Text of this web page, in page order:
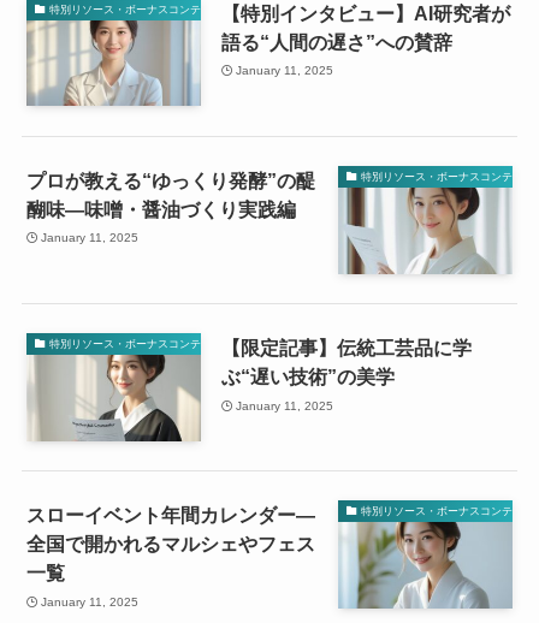
特別リソース・ボーナスコンテンツ
【特別インタビュー】AI研究者が
語る“人間の遅さ”への賛辞
January 11, 2025
特別リソース・ボーナスコンテンツ
プロが教える“ゆっくり発酵”の醍
醐味—味噌・醤油づくり実践編
January 11, 2025
特別リソース・ボーナスコンテンツ
【限定記事】伝統工芸品に学
ぶ“遅い技術”の美学
January 11, 2025
特別リソース・ボーナスコンテンツ
スローイベント年間カレンダー—
全国で開かれるマルシェやフェス
一覧
January 11, 2025